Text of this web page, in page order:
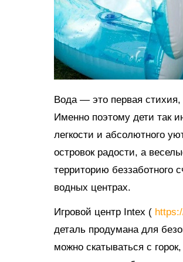
Вода — это первая
Именно поэтому дети так
легкости и абсолютного
островок радости, а
территорию беззаботного
водных центрах.
Игровой центр Intex (
деталь продумана для
можно скатываться с